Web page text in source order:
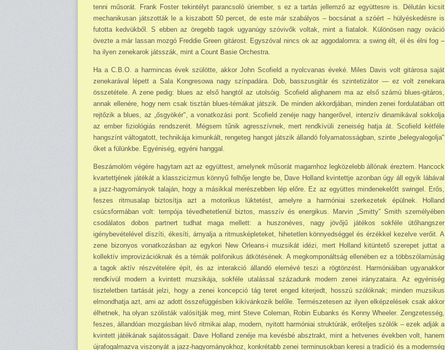
tenni műsorát. Frank Foster tekintélyt parancsoló úriember, s ez a tartás jellemző az együttesre is. Délután kicsit
mechanikusan játszották le a kiszabott 50 percet, de este már szabályos – bocsánat a szóért – hülyéskedésre is
futotta kedvükből. S ebben az öregebb tagok ugyanúgy szóvivők voltak, mint a fiatalok. Különösen nagy ováció
övezte a már lassan mozgó Freddie Green gitárost. Egyszóval nincs ok az aggodalomra: a swing élt, él és élni fog –
ha ilyen zenekarok játsszák, mint a Count Basie Orchestra.
Ha a C.B.O. a harmincas évek szülötte, akkor John Scofield a nyolcvanas éveké. Miles Davis volt gitárosa saját
zenekarával lépett a Sala Kongresowa nagy színpadára. Dob, basszusgitár és szintetizátor — ez volt zenekara
összetétele. A zene pedig: blues az első hangtól az utolsóig. Scofield alighanem ma az első számú blues-gitáros,
annak ellenére, hogy nem csak tisztán blues-témákat játszik. De minden akkordjában, minden zenei fordulatában ott
rejtőzik a blues, az „ősgyökér", a vonatkozási pont. Scofield zenéje nagy hangerővel, intenzív dina­mikával sokkolja
az ember fiziológiás rendszerét. Mégsem tűnik agresszívnek, mert rendkívüli zeneiség hatja át. Scofield kétféle
hangszínt váltogatott, technikája kimunkált, rengeteg hangot játszik állandó folyamatosságban, szinte „belegyalogolja"
őket a fülünkbe. Egyéniség, egyéni hanggal.
Beszámolóm végére hagytam azt az együttest, amelynek műsorát magamhoz legközelebb állónak éreztem. Hancock
kvartettjének játékát a klasszicizmus könnyű felhője lengte be, Dave Holland kvintettje azonban úgy áll egyik lábával
a jazz-hagyományok talaján, hogy a másikkal merészebben lép előre. Ez az együttes mindenekelőtt swingel. Erős,
feszes ritmusalap biztosítja azt a motorikus lüktetést, amelyre a harmóniai szerkezetek épülnek. Holland
csúcsformában volt: tempója tévedhetetlenül biztos, masszív és energikus. Marvin „Smitty” Smith személyében
csodálatos dobos partnert tudhat maga mellett: a huszonéves, nagy jövőjű játékos sokféle ütőhangszer
igénybevételével díszíti, ékesíti, árnyalja a ritmusképleteket, hihetetlen könnyedséggel és érzékkel kezelve verőit. A
zene bizonyos vonatkozásban az egykori New Orleans-i muzsikát idézi, mert Holland kitüntető szerepet juttat a
kollektív improvizációknak és a témák polifonikus átkötésének. A megkomponáltság ellenében ez a többszólamúság
a tagok aktív részvételére épít, és az interakció állandó elemévé teszi a rögtönzést. Harmóniáiban ugyanakkor
rendkívül modern a kvintett muzsikája, sokféle utalással századunk modern zenei irányzataira. Az egyéniség
tiszteletben tartását jelzi, hogy a zenei koncepció tág teret enged kiterjedt, hosszú szólóknak; minden muzsikus
elmondhatja azt, ami az adott összefüggésben kikívánkozik belőle. Természetesen az ilyen elképzelések csak akkor
élhetnek, ha olyan szó­listák valósítják meg, mint Steve Coleman, Robin Eubanks és Kenny Wheeler. Zengzetesség,
feszes, állandóan mozgásban lévő ritmikai alap, modern, nyitott harmóniai struktúrák, erőteljes szólók – ezek adják a
kvintett játékának sajátosságait. Dave Holland zenéje ma kevésbé absztrakt, mint a hetvenes években volt, hanem
újrafogalmazva viszonyát a jazz-hagyo­má­nyokhoz, konkrétabb zenei terminusokban keresi a tradíció és a modernség